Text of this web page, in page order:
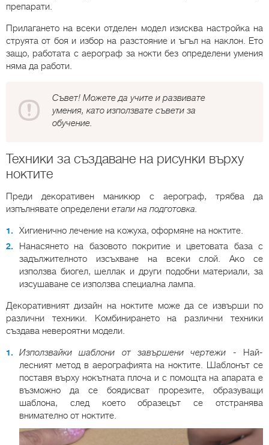
препарати.
Прилагането на всеки отделен модел изисква настройка на
струята от боя и избор на разстояние и ъгъл на наклон. Ето
защо, работата с аерограф за нокти без определени умения
няма да работи.
Съвет! Можете да учите и развивате
умения, като използвате съвети за
обучение.
Техники за създаване на рисунки върху
ноктите
Преди декоративен маникюр с аерограф, трябва да
изпълнявате определени етапи на подготовка.
Хигиенично лечение на кожуха, оформяне на ноктите.
Нанасянето на базовото покритие и цветовата база с
задължителното изсъхване на всеки слой. Ако се
използва биогел, шеллак и други подобни материали, за
изсушаване се използва специална лампа.
Декоративният дизайн на ноктите може да се извърши по
различни техники. Комбинирането на различни техники
създава невероятни модели.
Използвайки шаблони от завършени чертежи - Най-
лесният метод в аерографията на ноктите. Шаблонът се
поставя върху нокътната плоча и с помощта на апарата е
възможно да се боядисват прорезите, образуващи
шаблона, след което образецът се отстранява
внимателно от ноктите.